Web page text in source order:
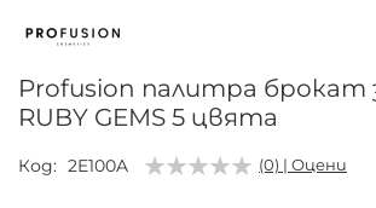
началото
галерия
със
снимки
Profusion палитра брокат
RUBY GEMS 5 цвята
Код 2E100A (0) | Оцени